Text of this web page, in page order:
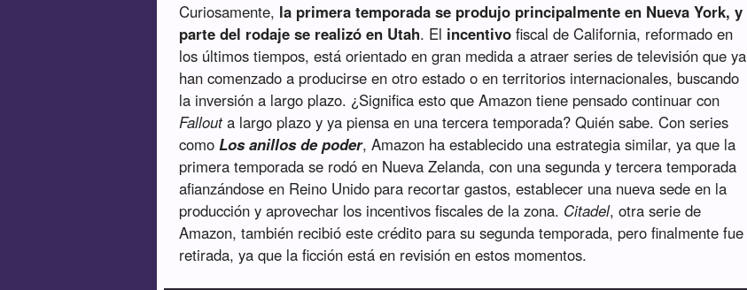
Curiosamente, la primera temporada se produjo principalmente en Nueva York, y
parte del rodaje se realizó en Utah. El incentivo fiscal de California, reformado en
los últimos tiempos, está orientado en gran medida a atraer series de televisión que ya
han comenzado a producirse en otro estado o en territorios internacionales, buscando
la inversión a largo plazo. ¿Significa esto que Amazon tiene pensado continuar con
Fallouta largo plazo y ya piensa en una tercera temporada? Quién sabe. Con series
comoLos anillos de poder, Amazon ha establecido una estrategia similar, ya que la
primera temporada se rodó en Nueva Zelanda, con una segunda y tercera temporada
afianzándose en Reino Unido para recortar gastos, establecer una nueva sede en la
producción y aprovechar los incentivos fiscales de la zona. Citadel, otra serie de
Amazon, también recibió este crédito para su segunda temporada, pero finalmente fue
retirada, ya que la ficción está en revisión en estos momentos.